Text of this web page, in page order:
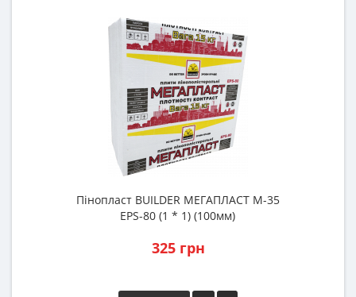
Пінопласт BUILDER МЕГАПЛАСТ М-35
EPS-80 (1 * 1) (100мм)
325 грн